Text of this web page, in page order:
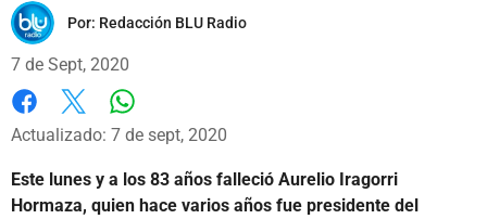
Por: Redacción BLU Radio
7 de Sept, 2020
Facebook
X
Actualizado: 7 de sept, 2020
Este lunes y a los 83 años falleció Aurelio Iragorri
Hormaza, quien hace varios años fue presidente del